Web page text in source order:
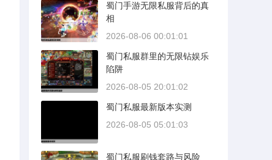
蜀门手游无限私服背后的真
相
2026-08-06 00:01:01
蜀门私服群里的无限钻娱乐
陷阱
2026-08-05 20:01:02
蜀门私服最新版本实测
2026-08-05 05:01:03
蜀门私服刷钱套路与风险